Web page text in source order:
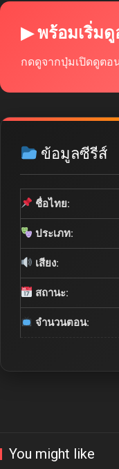
▶ พร้อมเริ่ม
กดดูจากปุ่มเปิดดูตอ
ข้อมูลซีรีส์
ชื่อไทย:
ประเภท:
เสียง:
สถานะ:
จำนวนตอน:
You might like